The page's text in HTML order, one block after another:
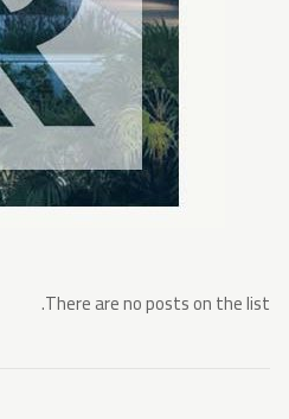
There are no posts on the list.